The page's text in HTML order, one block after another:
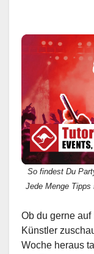
So findest Du
Jede Menge Tipps
Ob du gerne
Künstler
Woche heraus